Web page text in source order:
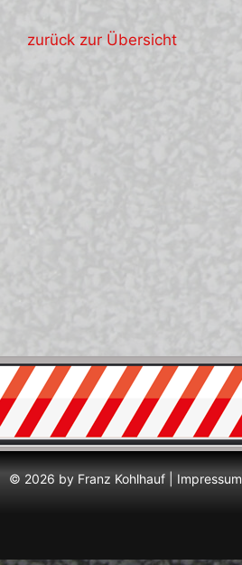
zurück zur Übersicht
© 2026 by Franz Kohlhauf | Impressum